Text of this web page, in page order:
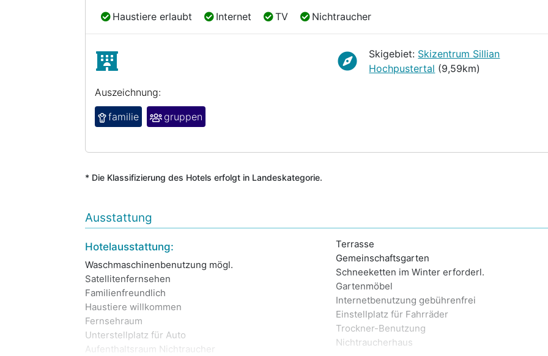
Haustiere erlaubt
Haustiere erlaubt Internet
Internet TV
TV Nichtraucher
Nichtraucher
Skigebiet: Skizentrum Sillian
Hochpustertal (9,59km)
Auszeichnung:
familie
gruppen
* Die Klassifizierung des Hotels erfolgt in Landeskategorie.
Ausstattung
Hotelausstattung:
Waschmaschinenbenutzung mögl.
Satellitenfernsehen
Familienfreundlich
Haustiere willkommen
Fernsehraum
Unterstellplatz für Auto
Aufenthaltsraum Nichtraucher
Terrasse
Gemeinschaftsgarten
Schneeketten im Winter erforderl.
Gartenmöbel
Internetbenutzung gebührenfrei
Einstellplatz für Fahrräder
Trockner-Benutzung
Nichtraucherhaus